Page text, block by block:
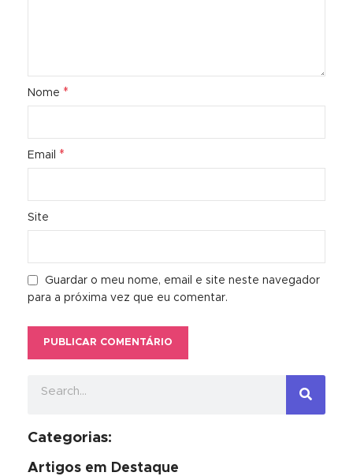
Nome *
Email *
Site
Guardar o meu nome, email e site neste navegador
para a próxima vez que eu comentar.
Categorias:
Artigos em Destaque